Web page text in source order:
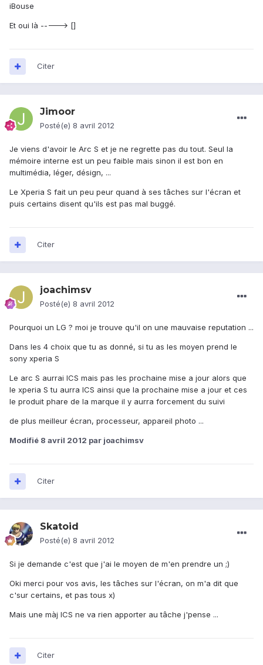
iBouse
Et oui là -----> []
Citer
Jimoor
Posté(e) 8 avril 2012
Je viens d'avoir le Arc S et je ne regrette pas du tout. Seul la
mémoire interne est un peu faible mais sinon il est bon en
multimédia, léger, désign, ...
Le Xperia S fait un peu peur quand à ses tâches sur l'écran et
puis certains disent qu'ils est pas mal buggé.
Citer
joachimsv
Posté(e) 8 avril 2012
Pourquoi un LG ? moi je trouve qu'il on une mauvaise reputation ...
Dans les 4 choix que tu as donné, si tu as les moyen prend le
sony xperia S
Le arc S aurrai ICS mais pas les prochaine mise a jour alors que
le xperia S tu aurra ICS ainsi que la prochaine mise a jour et ces
le produit phare de la marque il y aurra forcement du suivi
de plus meilleur écran, processeur, appareil photo ...
Modifié 8 avril 2012 par joachimsv
Citer
Skatoid
Posté(e) 8 avril 2012
Si je demande c'est que j'ai le moyen de m'en prendre un ;)
Oki merci pour vos avis, les tâches sur l'écran, on m'a dit que
c'sur certains, et pas tous x)
Mais une màj ICS ne va rien apporter au tâche j'pense ...
Citer